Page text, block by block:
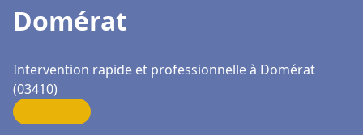
Domérat
Intervention rapide et professionnelle à Domérat
(03410)